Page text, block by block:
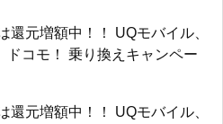
還元増額中！！ UQモバイル、
ドコモ！ 乗り換えキャンペー
還元増額中！！ UQモバイル、